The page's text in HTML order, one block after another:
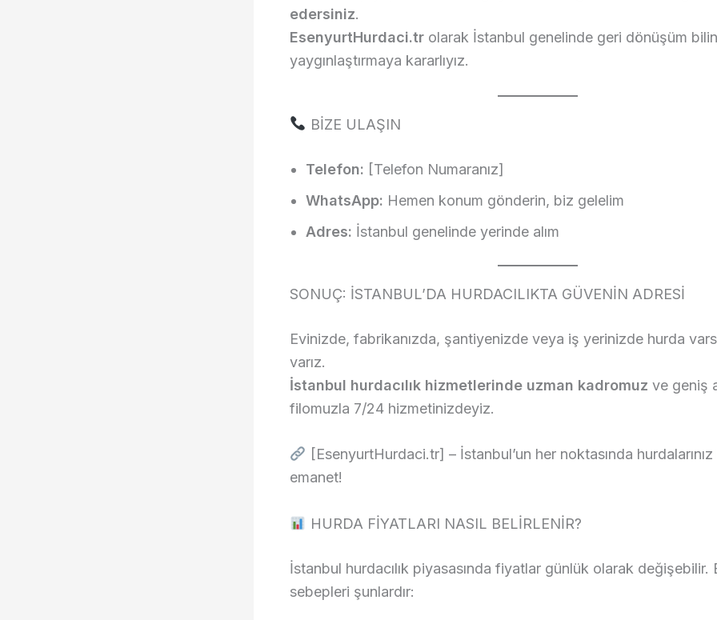
edersiniz.
EsenyurtHurdaci.tr olarak İstanbul genelinde geri dönüşüm
yaygınlaştırmaya kararlıyız.
BİZE ULAŞIN
Telefon: [Telefon Numaranız]
WhatsApp: Hemen konum gönderin, biz gelelim
Adres: İstanbul genelinde yerinde alım
SONUÇ: İSTANBUL’DA HURDACILIKTA GÜVENİN ADRESİ
Evinizde, fabrikanızda, şantiyenizde veya iş yerinizde hurda
varız.
İstanbul hurdacılık hizmetlerinde uzman kadromuz ve geniş
filomuzla 7/24 hizmetinizdeyiz.
[EsenyurtHurdaci.tr] – İstanbul’un her noktasında
emanet!
HURDA FİYATLARI NASIL BELİRLENİR?
İstanbul hurdacılık piyasasında fiyatlar günlük olarak değişebilir.
sebepleri şunlardır: